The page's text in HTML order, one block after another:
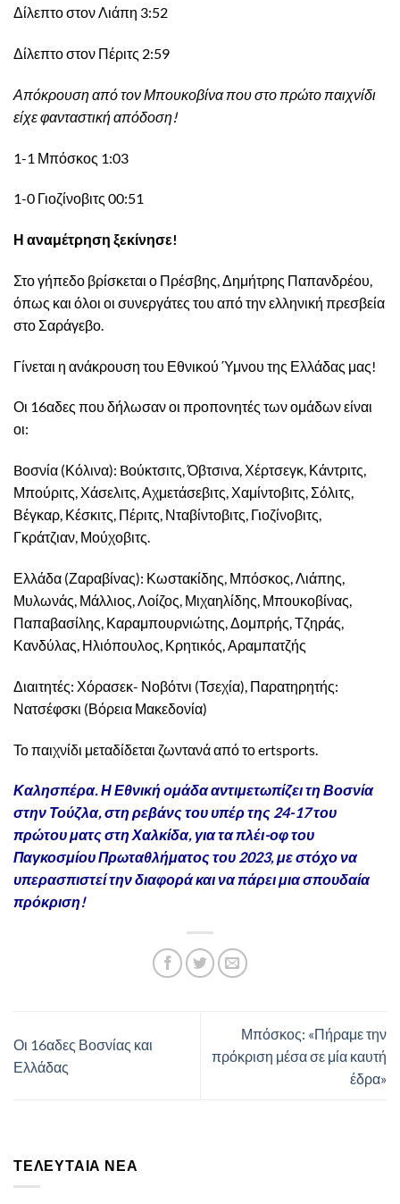
Δίλεπτο στον Λιάπη 3:52
Δίλεπτο στον Πέριτς 2:59
Απόκρουση από τον Μπουκοβίνα που στο πρώτο παιχνίδι
είχε φανταστική απόδοση!
1-1 Μπόσκος 1:03
1-0 Γιοζίνοβιτς 00:51
Η αναμέτρηση ξεκίνησε!
Στο γήπεδο βρίσκεται ο Πρέσβης, Δημήτρης Παπανδρέου,
όπως και όλοι οι συνεργάτες του από την ελληνική πρεσβεία
στο Σαράγεβο.
Γίνεται η ανάκρουση του Εθνικού Ύμνου της Ελλάδας μας!
Οι 16αδες που δήλωσαν οι προπονητές των ομάδων είναι
οι:
Bοσνία (Κόλινα): Bούκτσιτς, Όβτσινα, Χέρτσεγκ, Κάντριτς,
Μπούριτς, Χάσελιτς, Αχμετάσεβιτς, Χαμίντοβιτς, Σόλιτς,
Βέγκαρ, Κέσκιτς, Πέριτς, Νταβίντοβιτς, Γιοζίνοβιτς,
Γκράτζιαν, Μούχοβιτς.
Ελλάδα (Ζαραβίνας): Κωστακίδης, Μπόσκος, Λιάπης,
Μυλωνάς, Μάλλιος, Λοίζος, Μιχαηλίδης, Μπουκοβίνας,
Παπαβασίλης, Καραμπουρνιώτης, Δομπρής, Τζηράς,
Κανδύλας, Ηλιόπουλος, Κρητικός, Αραμπατζής
Διαιτητές: Χόρασεκ- Νοβότνι (Τσεχία), Παρατηρητής:
Νατσέφσκι (Βόρεια Μακεδονία)
Το παιχνίδι μεταδίδεται ζωντανά από το ertsports.
Καλησπέρα. Η Εθνική ομάδα αντιμετωπίζει τη Βοσνία
στην Τούζλα, στη ρεβάνς του υπέρ της 24-17 του
πρώτου ματς στη Χαλκίδα, για τα πλέι-οφ του
Παγκοσμίου Πρωταθλήματος του 2023, με στόχο να
υπερασπιστεί την διαφορά και να πάρει μια σπουδαία
πρόκριση!
Οι 16αδες Βοσνίας και
Ελλάδας
Μπόσκος: «Πήραμε την
πρόκριση μέσα σε μία καυτή
έδρα»
ΤΕΛΕΥΤΑΊΑ ΝΈΑ